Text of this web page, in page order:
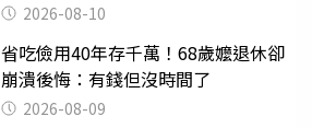
2026-08-10
省吃儉用40年存千萬！68歲嬤退休卻
崩潰後悔：有錢但沒時間了
2026-08-09